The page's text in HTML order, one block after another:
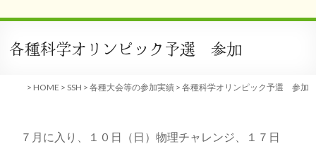
各種科学オリンピック予選 参加
> HOME > SSH > 各種大会等の参加実績 > 各種科学オリンピック予選 参加
７月に入り、１０日（日）物理チャレンジ、１７日